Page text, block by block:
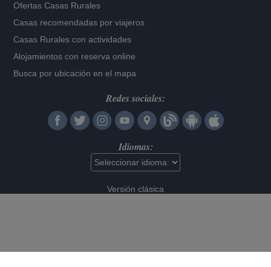
Ofertas Casas Rurales
Casas recomendadas por viajeros
Casas Rurales con actividades
Alojamientos con reserva online
Busca por ubicación en el mapa
Redes sociales:
Idiomas:
Versión clásica